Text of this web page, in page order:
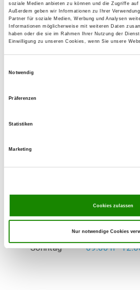
soziale Medien anbieten zu können und die Zugriffe
Außerdem geben wir Informationen zu Ihrer
Partner für soziale Medien, Werbung und Analysen
Informationen möglicherweise mit weiteren Daten
haben oder die sie im Rahmen Ihrer Nutzung der
Einwilligung zu unseren Cookies, wenn Sie unsere
Notwendig
Präferenzen
Statistiken
Marketing
Cookies zulassen
Nur notwendige Cookies
Telefon:
06331 97857
E-Mail:
klein.ij@t-online.de
Angebot:
Mittwoch
Samstag
Sonntag 09:00 h -
18:00 h -
Sonntag 09:00 h -